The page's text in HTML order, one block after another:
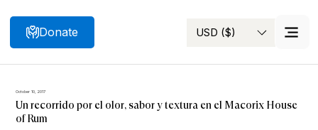
Search USD ($)
Donate
October 10, 2017
Un recorrido por el olor, sabor y textura en el Macorix House
of Rum